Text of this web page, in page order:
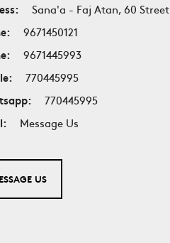
Sana'a - Faj Atan, 60 Street
9671450121
9671445993
770445995
770445995
Message Us
US